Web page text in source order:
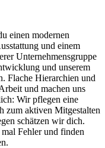
einen modernen
und einem
Unternehmensgruppe
und unserem
Flache Hierarchien und
und machen uns
Wir pflegen eine
zum aktiven Mitgestalten
schätzen wir dich.
Fehler und finden